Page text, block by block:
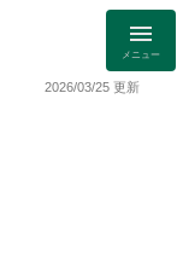
メニュー
2026/03/25 更新